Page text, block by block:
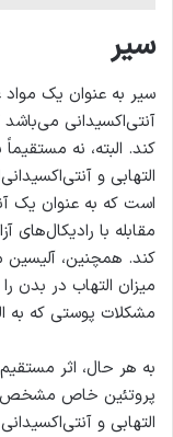
سیر
سیر به عنوان یک مواد
آنتی‌اکسیدانی
کند. البته، نه
التهابی و
است که به عنوان یک
مقابله با
کند. همچنین، آلیسین
میزان التهاب در
مشکلات پوستی که به
به هر حال، اثر
پروتئین خاص مشخص
التهابی و